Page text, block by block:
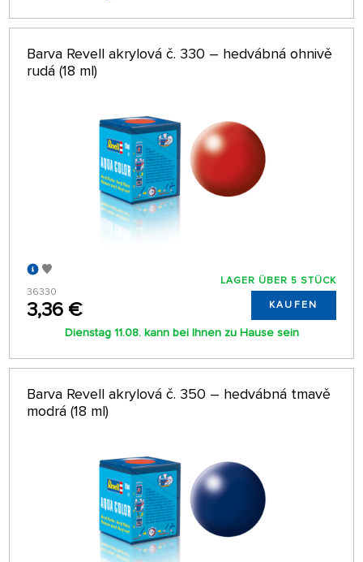
Barva Revell akrylová č. 330 – hedvábná ohnivě
rudá (18 ml)
36330
3,36 €
LAGER ÜBER 5 STÜCK
KAUFEN
Dienstag 11.08. kann bei Ihnen zu Hause sein
Barva Revell akrylová č. 350 – hedvábná tmavě
modrá (18 ml)